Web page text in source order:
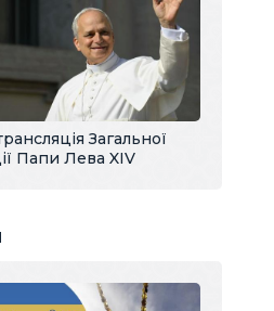
Загальної
Папи Лева XIV